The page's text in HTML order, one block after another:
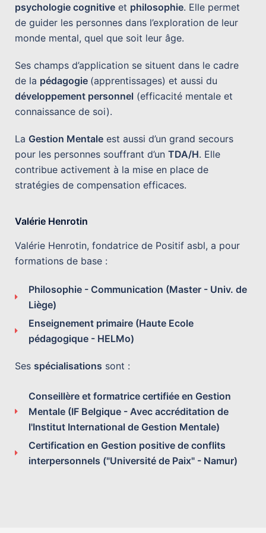
psychologie cognitive et philosophie. Elle permet
de guider les personnes dans l’exploration de leur
monde mental, quel que soit leur âge.
Ses champs d’application se situent dans le cadre
de la pédagogie (apprentissages) et aussi du
développement personnel (efficacité mentale et
connaissance de soi).
La Gestion Mentale est aussi d’un grand secours
pour les personnes souffrant d’un TDA/H. Elle
contribue activement à la mise en place de
stratégies de compensation efficaces.
Valérie Henrotin
Valérie Henrotin, fondatrice de Positif asbl, a pour
formations de base :
Philosophie - Communication (Master - Univ. de
Liège)
Enseignement primaire (Haute Ecole
pédagogique - HELMo)
Ses spécialisations sont :
Conseillère et formatrice certifiée en Gestion
Mentale (IF Belgique - Avec accréditation de
l'Institut International de Gestion Mentale)
Certification en Gestion positive de conflits
interpersonnels ("Université de Paix" - Namur)